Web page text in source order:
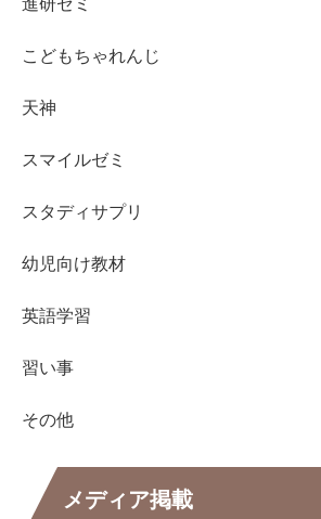
こどもちゃれんじ
天神
スマイルゼミ
スタディサプリ
幼児向け教材
英語学習
習い事
その他
メディア掲載